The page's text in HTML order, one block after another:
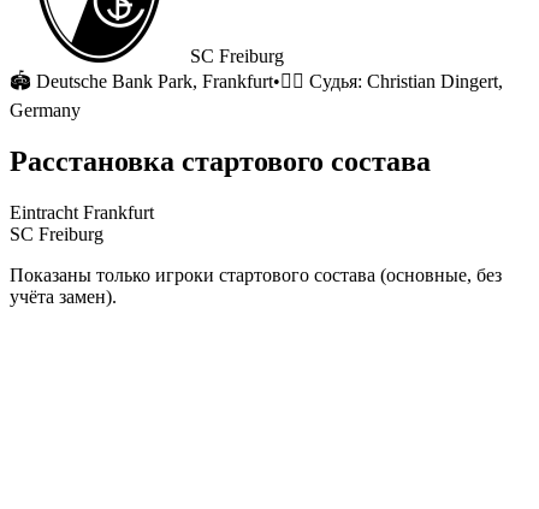
SC Freiburg
🏟 Deutsche Bank Park, Frankfurt•🧑‍⚖️ Судья: Christian Dingert,
Germany
Расстановка стартового состава
Eintracht Frankfurt
SC Freiburg
Показаны только игроки стартового состава (основные, без
учёта замен).